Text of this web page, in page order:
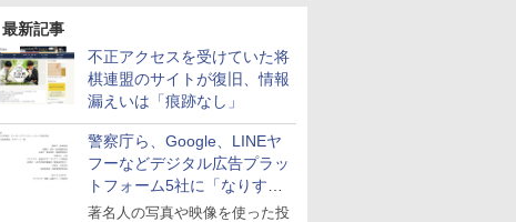
最新記事
不正アクセスを受けていた将
棋連盟のサイトが復旧、情報
漏えいは「痕跡なし」
警察庁ら、Google、LINEヤ
フーなどデジタル広告プラッ
トフォーム5社に「なりすま
し詐欺広告」対策強化を要請
著名人の写真や映像を使った投